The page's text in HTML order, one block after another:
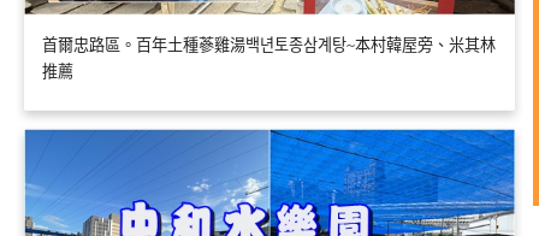
首爾忠路區。百年土種蔘雞湯백년토종삼계탕~本村韓屋旁、米其林
推薦